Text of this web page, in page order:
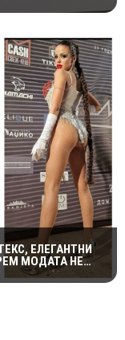
ЕЛЕГАНТНИ
МОДАТА НЕ